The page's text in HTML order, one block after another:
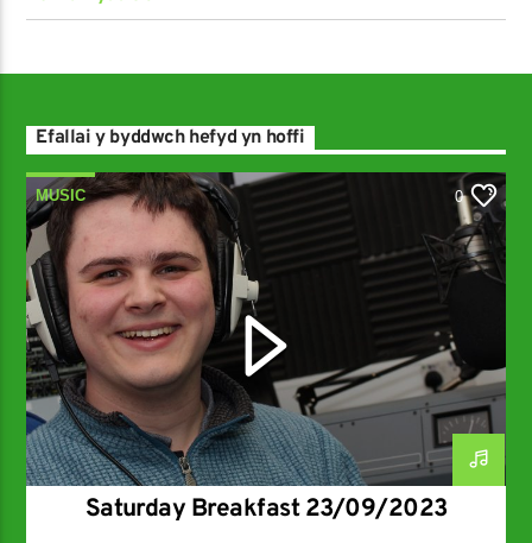
Efallai y byddwch hefyd yn hoffi
MUSIC 0
Saturday Breakfast 23/09/2023